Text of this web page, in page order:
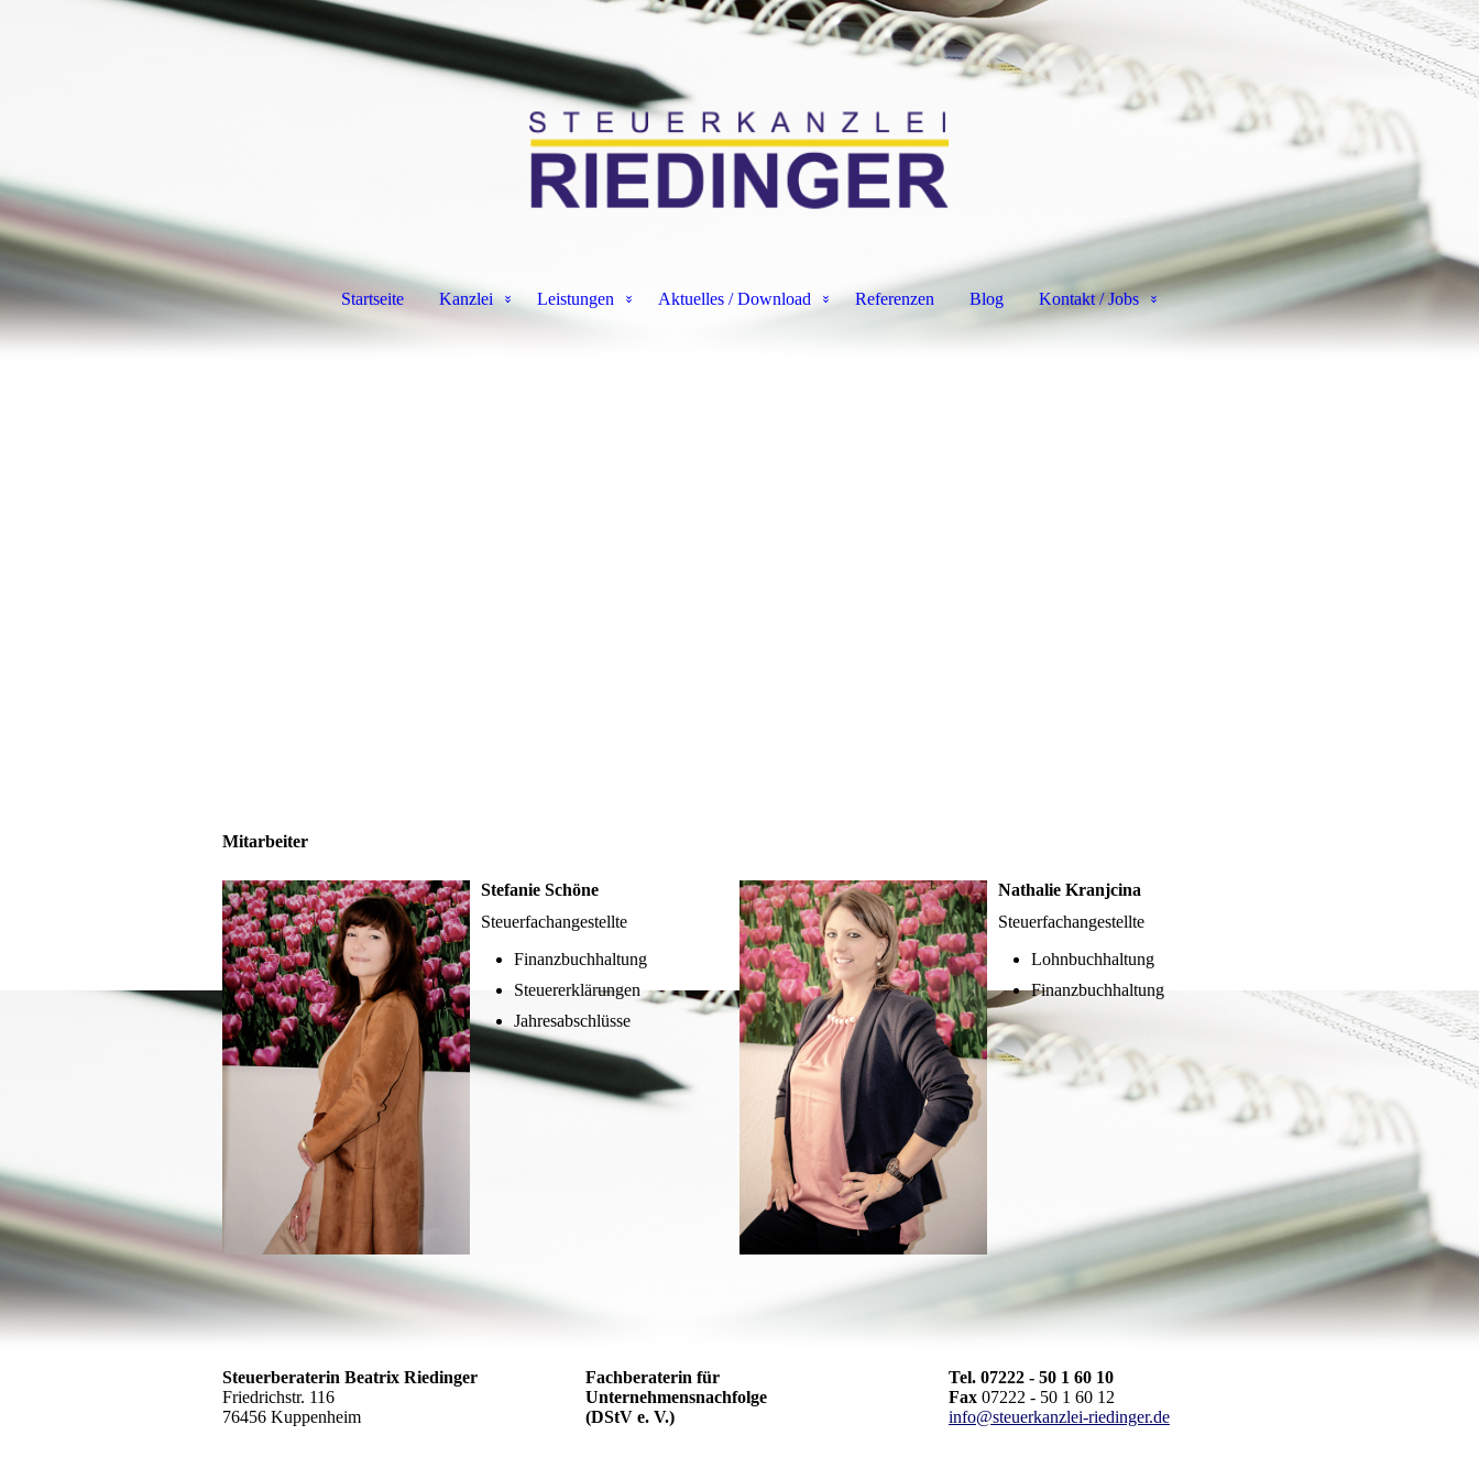
Startseite Kanzlei Leistungen Aktuelles / Download Referenzen Blog Kontakt / Jobs
Mitarbeiter
Stefanie Schöne
Steuerfachangestellte
Finanzbuchhaltung
Steuererklärungen
Jahresabschlüsse
Nathalie Kranjcina
Steuerfachangestellte
Lohnbuchhaltung
Finanzbuchhaltung
Steuerberaterin Beatrix Riedinger
Friedrichstr. 116
76456 Kuppenheim
Fachberaterin für
Unternehmensnachfolge
(DStV e. V.)
Tel. 07222 - 50 1 60 10
Fax07222 - 50 1 60 12
info@steuerkanzlei-riedinger.de